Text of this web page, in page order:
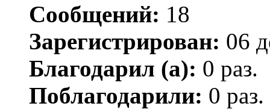
Сообщений: 18
Зарегистрирован: 06
Благодарил (а): 0 раз.
Поблагодарили: 0 раз.